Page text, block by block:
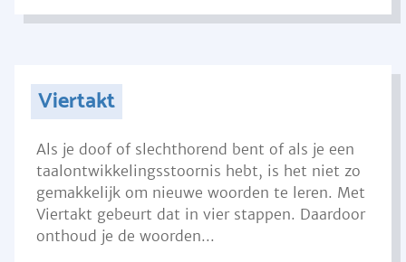
Viertakt
Als je doof of slechthorend bent of als je een
taalontwikkelingsstoornis hebt, is het niet zo
gemakkelijk om nieuwe woorden te leren. Met
Viertakt gebeurt dat in vier stappen. Daardoor
onthoud je de woorden...